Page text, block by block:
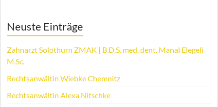
Neuste Einträge
Zahnarzt Solothurn ZMAK | B.D.S. med. dent. Manal Elegeli
M.Sc.
Rechtsanwältin Wiebke Chemnitz
Rechtsanwältin Alexa Nitschke